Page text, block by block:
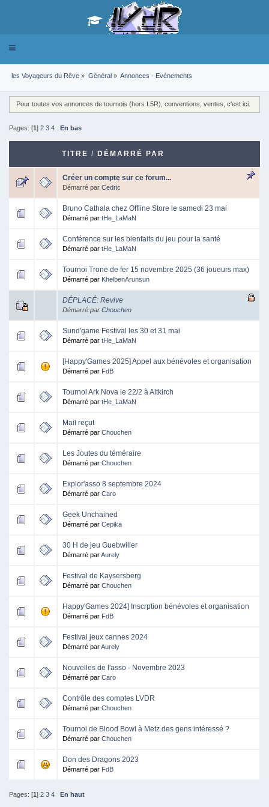
Toggle
les Voyageurs du Rêve » Général » Annonces - Evénements
Pour toutes vos annonces de tournois (hors L5R), conventions, ventes, c'est ici.
Pages: [1] 2 3 4 En bas
TITRE / DÉMARRÉ PAR
Créer un compte sur ce forum...
Démarré par Cedric
Bruno Cathala chez Offline Store le samedi 23 mai
Démarré par tHe_LaMaN
Conférence sur les bienfaits du jeu pour la santé
Démarré par tHe_LaMaN
Tournoi Trone de fer 15 novembre 2025 (36 joueurs max)
Démarré par KhelbenArunsun
DÉPLACÉ: Revive
Démarré par Chouchen
Sund'game Festival les 30 et 31 mai
Démarré par tHe_LaMaN
[Happy'Games 2025] Appel aux bénévoles et organisation
Démarré par FdB
Tournoi Ark Nova le 22/2 à Altkirch
Démarré par tHe_LaMaN
Mail reçut
Démarré par Chouchen
Les Joutes du téméraire
Démarré par Chouchen
Explor'asso 8 septembre 2024
Démarré par Caro
Geek Unchained
Démarré par Cepika
30 H de jeu Guebwiller
Démarré parAurely
Festival de Kaysersberg
Démarré par Chouchen
Happy'Games 2024] Inscrption bénévoles et organisation
Démarré par FdB
Festival jeux cannes 2024
Démarré parAurely
Nouvelles de l'asso - Novembre 2023
Démarré par Caro
Contrôle des comptes LVDR
Démarré par Chouchen
Tournoi de Blood Bowl à Metz des gens intéressé ?
Démarré par Chouchen
Don des Dragons 2023
Démarré par FdB
Pages: [1] 2 3 4 En haut